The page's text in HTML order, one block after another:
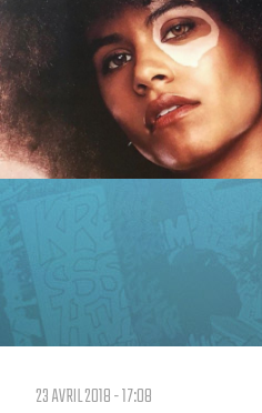
23 AVRIL 2018 - 17:08